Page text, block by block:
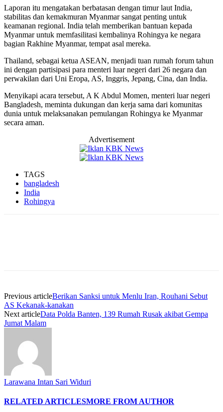
Laporan itu mengatakan berbatasan dengan timur laut India,
stabilitas dan kemakmuran Myanmar sangat penting untuk
keamanan regional. India telah memberikan bantuan kepada
Myanmar untuk memfasilitasi kembalinya Rohingya ke negara
bagian Rakhine Myanmar, tempat asal mereka.
Thailand, sebagai ketua ASEAN, menjadi tuan rumah forum tahun
ini dengan partisipasi para menteri luar negeri dari 26 negara dan
perwakilan dari Uni Eropa, AS, Inggris, Jepang, Cina, dan India.
Menyikapi acara tersebut, A K Abdul Momen, menteri luar negeri
Bangladesh, meminta dukungan dan kerja sama dari komunitas
dunia untuk melaksanakan pemulangan Rohingya ke Myanmar
secara aman.
Advertisement
TAGS
bangladesh
India
Rohingya
Previous articleBerikan Sanksi untuk Menlu Iran, Rouhani Sebut
AS Kekanak-kanakan
Next articleData Polda Banten, 139 Rumah Rusak akibat Gempa
Jumat Malam
Larawana Intan Sari Widuri
RELATED ARTICLESMORE FROM AUTHOR